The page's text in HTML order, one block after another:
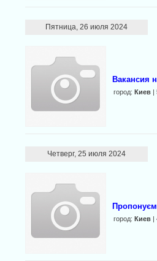
Пятница, 26 июля 2024
Вакансия
город: Киев|
Четверг, 25 июля 2024
город: Киев|